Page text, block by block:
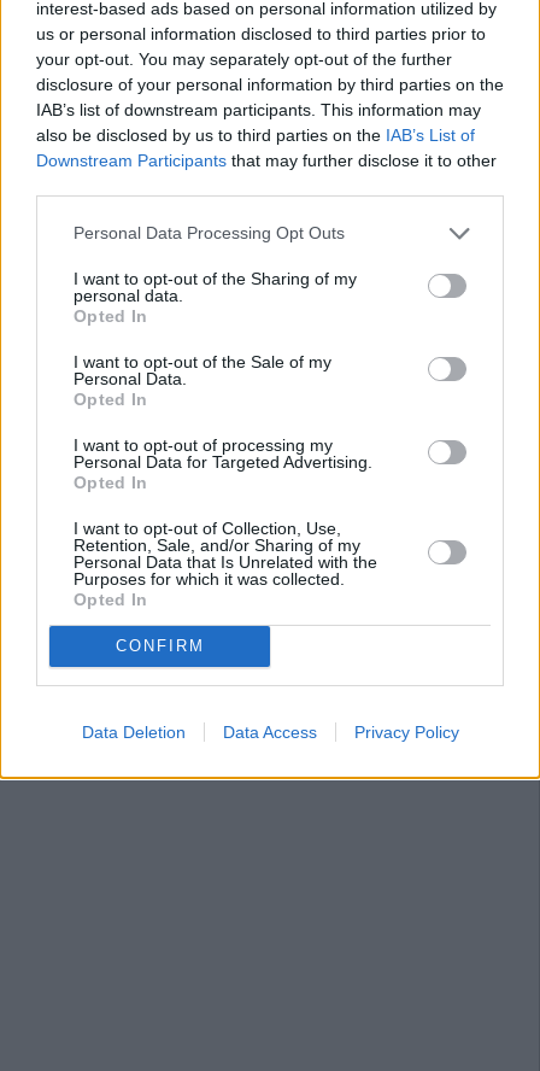
interest-based ads based on personal information utilized by
us or personal information disclosed to third parties prior to
your opt-out. You may separately opt-out of the further
disclosure of your personal information by third parties on the
IAB’s list of downstream participants. This information may
also be disclosed by us to third parties on the IAB’s List of
Downstream Participants that may further disclose it to other
Personal Data Processing Opt Outs
I want to opt-out of the Sharing of my
personal data.
Opted In
I want to opt-out of the Sale of my
Personal Data.
Opted In
I want to opt-out of processing my
Personal Data for Targeted Advertising.
Opted In
I want to opt-out of Collection, Use,
Retention, Sale, and/or Sharing of my
Personal Data that Is Unrelated with the
Purposes for which it was collected.
Opted In
CONFIRM
Data Deletion Data Access Privacy Policy
exigencias del trofeo. Somos defensores de la integridad
de la fiesta. Esto no quita que otro año presenten una feria
digna se haga”.
Una opinión que coincide en el segundo caso, puesto que
según afirma Manuel Samaniego, presidente del Círculo
Taurino José Fuentes, tapono entregarán este año el trofeo
a la mejor brega de los subalternos: “Creemos que la feria
empresa no se hará”. Un trofeo que convocarán cuando la
situación mejore, según afirma.